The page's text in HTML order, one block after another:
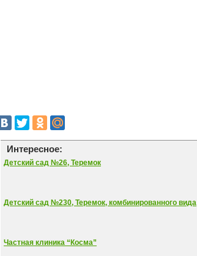
Интересное:
Детский сад №26, Теремок
Детский сад №230, Теремок, комбинированного вида
Частная клиника “Косма”